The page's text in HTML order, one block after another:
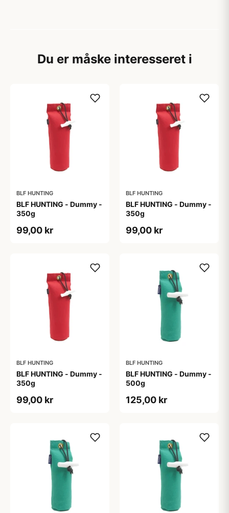
Du er måske interesseret i
BLF HUNTING
BLF HUNTING - Dummy -
350g
99,00 kr
BLF HUNTING
BLF HUNTING - Dummy -
350g
99,00 kr
BLF HUNTING
BLF HUNTING - Dummy -
350g
99,00 kr
BLF HUNTING
BLF HUNTING - Dummy -
500g
125,00 kr